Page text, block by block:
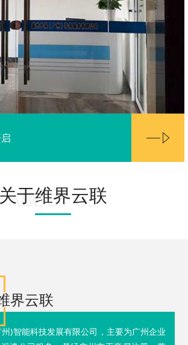
关于维界云联
ABOUT US
界云联
)智能科技发展有限公司，主要为广州企业